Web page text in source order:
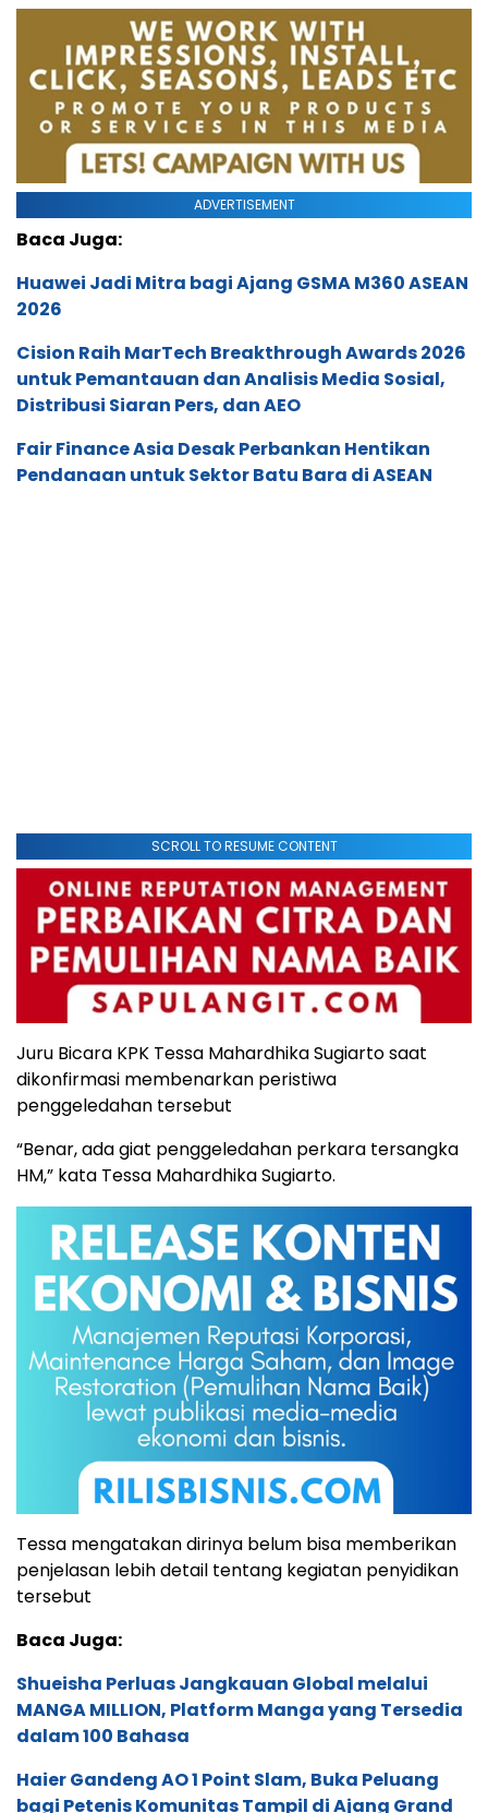
ADVERTISEMENT
Baca Juga:
Huawei Jadi Mitra bagi Ajang GSMA M360 ASEAN
2026
Cision Raih MarTech Breakthrough Awards 2026
untuk Pemantauan dan Analisis Media Sosial,
Distribusi Siaran Pers, dan AEO
Fair Finance Asia Desak Perbankan Hentikan
Pendanaan untuk Sektor Batu Bara di ASEAN
SCROLL TO RESUME CONTENT
Juru Bicara KPK Tessa Mahardhika Sugiarto saat
dikonfirmasi membenarkan peristiwa
penggeledahan tersebut
“Benar, ada giat penggeledahan perkara tersangka
HM,” kata Tessa Mahardhika Sugiarto.
Tessa mengatakan dirinya belum bisa memberikan
penjelasan lebih detail tentang kegiatan penyidikan
tersebut
Baca Juga:
Shueisha Perluas Jangkauan Global melalui
MANGA MILLION, Platform Manga yang Tersedia
dalam 100 Bahasa
Haier Gandeng AO 1 Point Slam, Buka Peluang
bagi Petenis Komunitas Tampil di Ajang Grand